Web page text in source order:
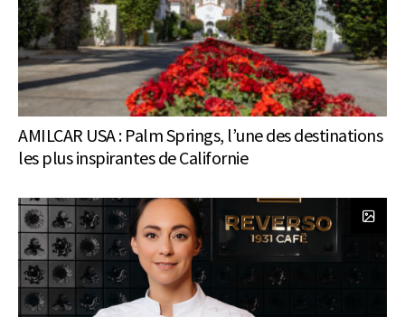
AMILCAR USA : Palm Springs, l’une des destinations
les plus inspirantes de Californie